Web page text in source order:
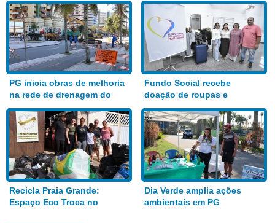
PG inicia obras de melhoria
na rede de drenagem do
Bairro Aviação
Fundo Social recebe
doação de roupas e
alimentos
Recicla Praia Grande:
Espaço Eco Troca no
Dia Verde amplia ações
ambientais em PG